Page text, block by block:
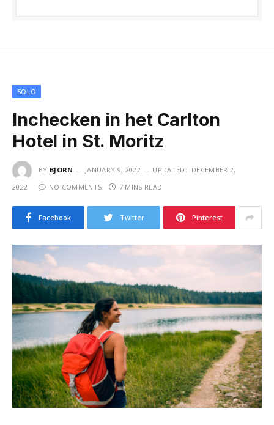
SOLO
Inchecken in het Carlton
Hotel in St. Moritz
BY BJORN JANUARY 9, 2022 UPDATED: DECEMBER 2,
2022
NO COMMENTS 7 MINS READ
Facebook Twitter Pinterest